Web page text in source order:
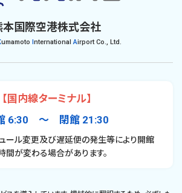
本国際空港株式会社
umamoto InternationalAirport Co., Ltd.
【国内線ターミナル】
6:30 〜 閉館 21:30
ール変更及び遅延便の発生等により開館
が変わる場合があります。